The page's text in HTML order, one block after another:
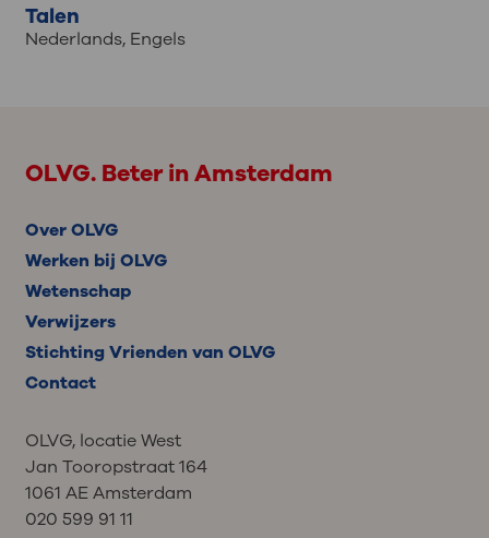
Talen
Nederlands,Engels
OLVG. Beter in Amsterdam
Over OLVG
Werken bij OLVG
Wetenschap
Verwijzers
Stichting Vrienden van OLVG
Contact
OLVG, locatie West
Jan Tooropstraat 164
1061 AE Amsterdam
020 599 91 11